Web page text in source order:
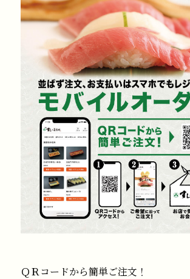
ＱＲコードから簡単ご注文！